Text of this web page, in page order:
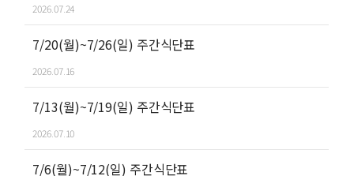
2026.07.24
7/20(월)~7/26(일) 주간식단표
2026.07.16
7/13(월)~7/19(일) 주간식단표
2026.07.10
7/6(월)~7/12(일) 주간식단표